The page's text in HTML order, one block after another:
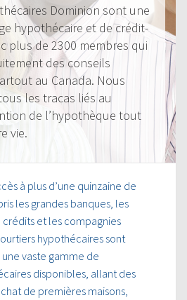
Dominion sont une
hypothécaire et de crédit-
plus de 2300 membres qui
des conseils
au Canada. Nous
les tracas liés au
de l’hypothèque tout
vie.
à plus d’une quinzaine de
les grandes banques, les
et les compagnies
hypothécaires sont
vaste gamme de
disponibles, allant des
de premières maisons,